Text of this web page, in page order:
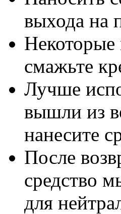
выхода на
Некоторые
смажьте
Лучше
вышли из
нанесите
После
средство
для